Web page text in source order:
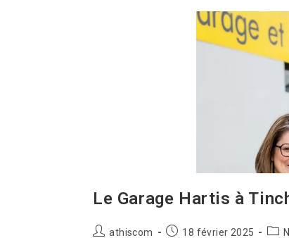
Le Garage Hartis à
athiscom 18 février 2025